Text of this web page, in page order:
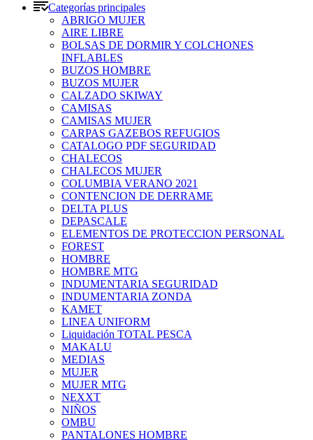
Categorías principales
ABRIGO MUJER
AIRE LIBRE
BOLSAS DE DORMIR Y COLCHONES
INFLABLES
BUZOS HOMBRE
BUZOS MUJER
CALZADO SKIWAY
CAMISAS
CAMISAS MUJER
CARPAS GAZEBOS REFUGIOS
CATALOGO PDF SEGURIDAD
CHALECOS
CHALECOS MUJER
COLUMBIA VERANO 2021
CONTENCION DE DERRAME
DELTA PLUS
DEPASCALE
ELEMENTOS DE PROTECCION PERSONAL
FOREST
HOMBRE
HOMBRE MTG
INDUMENTARIA SEGURIDAD
INDUMENTARIA ZONDA
KAMET
LINEA UNIFORM
Liquidación TOTAL PESCA
MAKALU
MEDIAS
MUJER
MUJER MTG
NEXXT
NIÑOS
OMBU
PANTALONES HOMBRE